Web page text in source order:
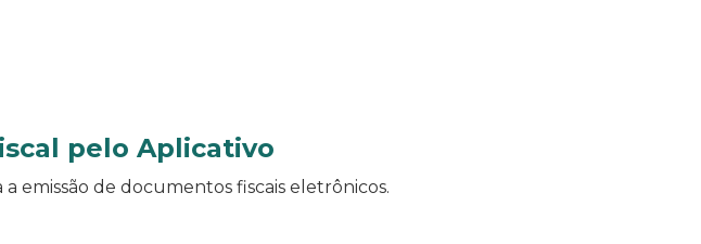
pelo Aplicativo
emissão de documentos fiscais eletrônicos.